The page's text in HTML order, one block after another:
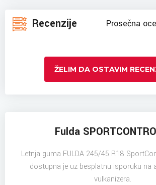
Recenzije Prosečna
ŽELIM DA OSTAVIM
Fulda
Letnja guma FULDA 245/45 R18
dostupna je uz besplatnu isporuku na
vulkanizera.